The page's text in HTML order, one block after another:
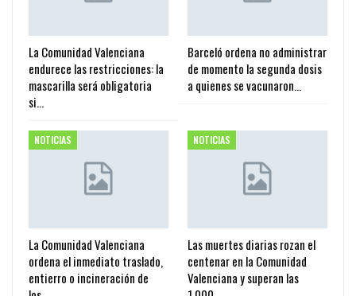
La Comunidad Valenciana
endurece las restricciones: la
mascarilla será obligatoria
si…
Barceló ordena no administrar
de momento la segunda dosis
a quienes se vacunaron…
NOTICIAS
La Comunidad Valenciana
ordena el inmediato traslado,
entierro o incineración de
NOTICIAS
Las muertes diarias rozan el
centenar en la Comunidad
Valenciana y superan las